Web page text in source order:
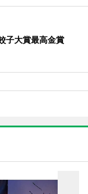
子大賞最高金賞